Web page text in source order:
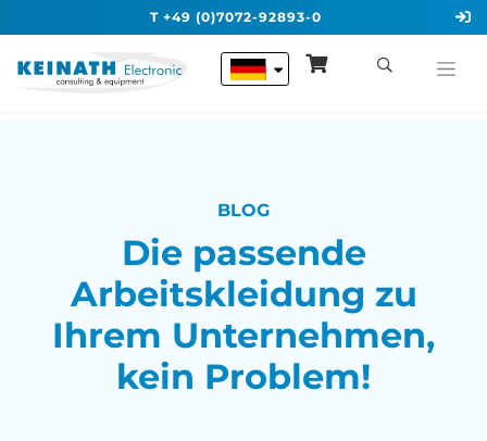
T +49 (0)7072-92893-0
BLOG
Die passende
Arbeitskleidung zu
Ihrem Unternehmen,
kein Problem!